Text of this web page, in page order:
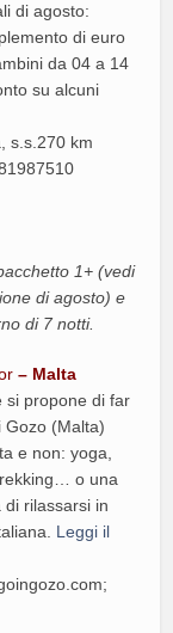
di agosto:
di euro
da 04 a 14
su alcuni
s.s.270 km
1+ (vedi
di agosto) e
di 7 notti.
– Malta
si propone di far
Gozo (Malta)
e non: yoga,
o una
rilassarsi in
Leggi il